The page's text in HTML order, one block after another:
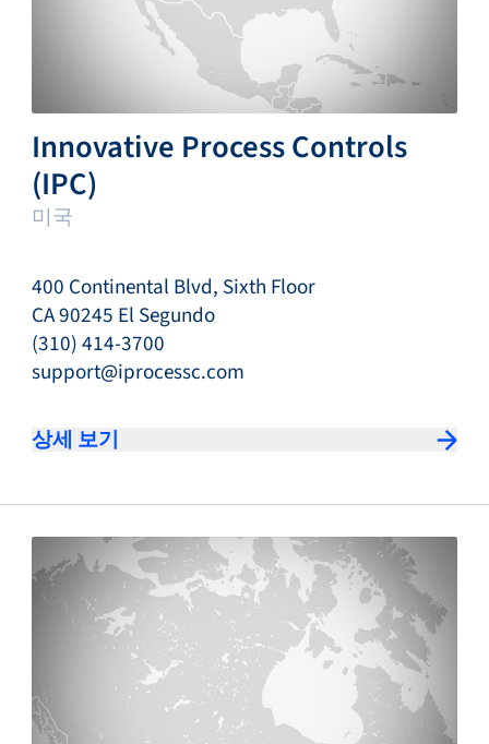
Innovative Process Controls
(IPC)
미국
400 Continental Blvd, Sixth Floor
CA 90245 El Segundo
(310) 414-3700
support@iprocessc.com
상세 보기